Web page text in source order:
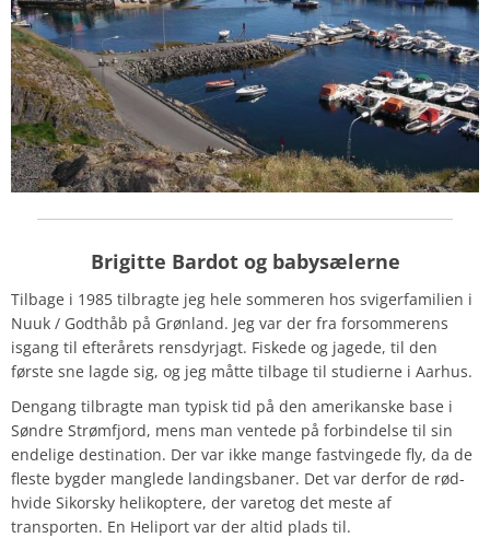
Brigitte Bardot og babysælerne
Tilbage i 1985 tilbragte jeg hele sommeren hos svigerfamilien i
Nuuk / Godthåb på Grønland. Jeg var der fra forsommerens
isgang til efterårets rensdyrjagt. Fiskede og jagede, til den
første sne lagde sig, og jeg måtte tilbage til studierne i Aarhus.
Dengang tilbragte man typisk tid på den amerikanske base i
Søndre Strømfjord, mens man ventede på forbindelse til sin
endelige destination. Der var ikke mange fastvingede fly, da de
fleste bygder manglede landingsbaner. Det var derfor de rød-
hvide Sikorsky helikoptere, der varetog det meste af
transporten. En Heliport var der altid plads til.